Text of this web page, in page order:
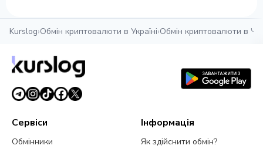
Kurslog›Обмін криптовалюти в Україні›Обмін криптовалюти в
Сервіси
Обмінники
Інформація
Як здійснити обмін?